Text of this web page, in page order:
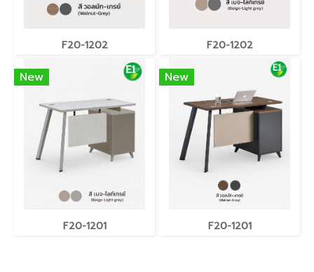
F20-1202 F20-1202
New
F20-1201
New
F20-1201